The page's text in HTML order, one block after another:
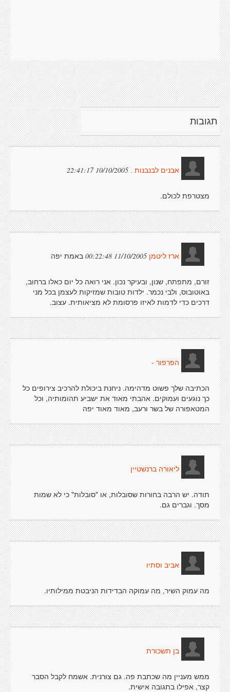
תגובות
אבנים לבנבנות . 10/10/2005 22:41:17
מצטרפת לכולם.
ארז ליטמן 11/10/2005 00:22:48 באמת יפה
זורם, מתפתח, שנון, ובעיקר נכון. אני רואה כל יום כאלו ברחוב,
באוטובוס, ולבי נכמר. ילדות טובות שמזיקות לעצמן בכל מני
דרכים כדי לדמות לאיזו פרסומת לא מציאותית. עצוב.
הפרפור -
הכתיבה שלך פשוט מדהימה. ניחנת ביכולת להרכיב צירופים כל
כך נוגעים ועמוקים. אהבתי מאוד את ישביע תהומותיה, וכל
המטאפורה של בשר ורעב, מאוד מאוד יפה
ליאורה ברנשטיין
תודה. יש הרבה בחורות שסובלות, או "סובלות" כי לא שמות
מסך. וגברים גם.
אביב וסתיו
מה עמוק השיר, מה עמוקה הבדידות הניבטת ממילותיו.
בן תשכורת
ממש מעניין מה שכתבת פה. גם צורנית. אשמח לקבל הסבר
קצר, אפילו בתגובה אישית.